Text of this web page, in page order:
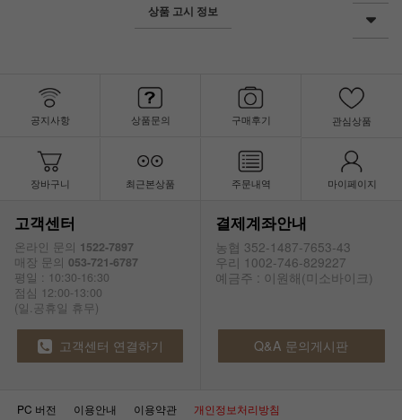
상품 고시 정보
공지사항 상품문의 구매후기 관심상품
장바구니 최근본상품 주문내역 마이페이지
고객센터
온라인 문의 1522-7897
매장 문의 053-721-6787
평일 : 10:30-16:30
점심 12:00-13:00
(일.공휴일 휴무)
결제계좌안내
농협 352-1487-7653-43
우리 1002-746-829227
예금주 : 이원해(미소바이크)
고객센터 연결하기 Q&A 문의게시판
PC 버전 이용안내 이용약관 개인정보처리방침